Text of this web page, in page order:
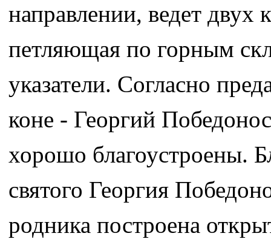
направлении, ведет двух
петляющая по горным
указатели. Согласно
коне - Георгий
хорошо благоустроены.
святого Георгия
родника построена